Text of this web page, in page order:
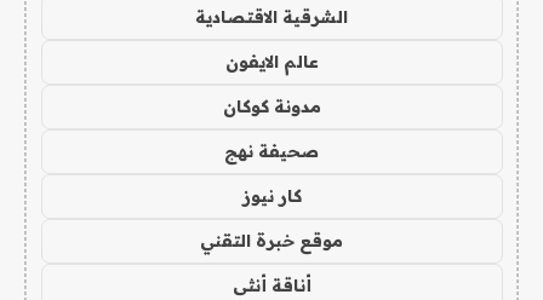
الشرقية الاقتصادية
عالم الايفون
مدونة كوكان
صحيفة نهج
كار نيوز
موقع خبرة التقني
أناقة أنثى